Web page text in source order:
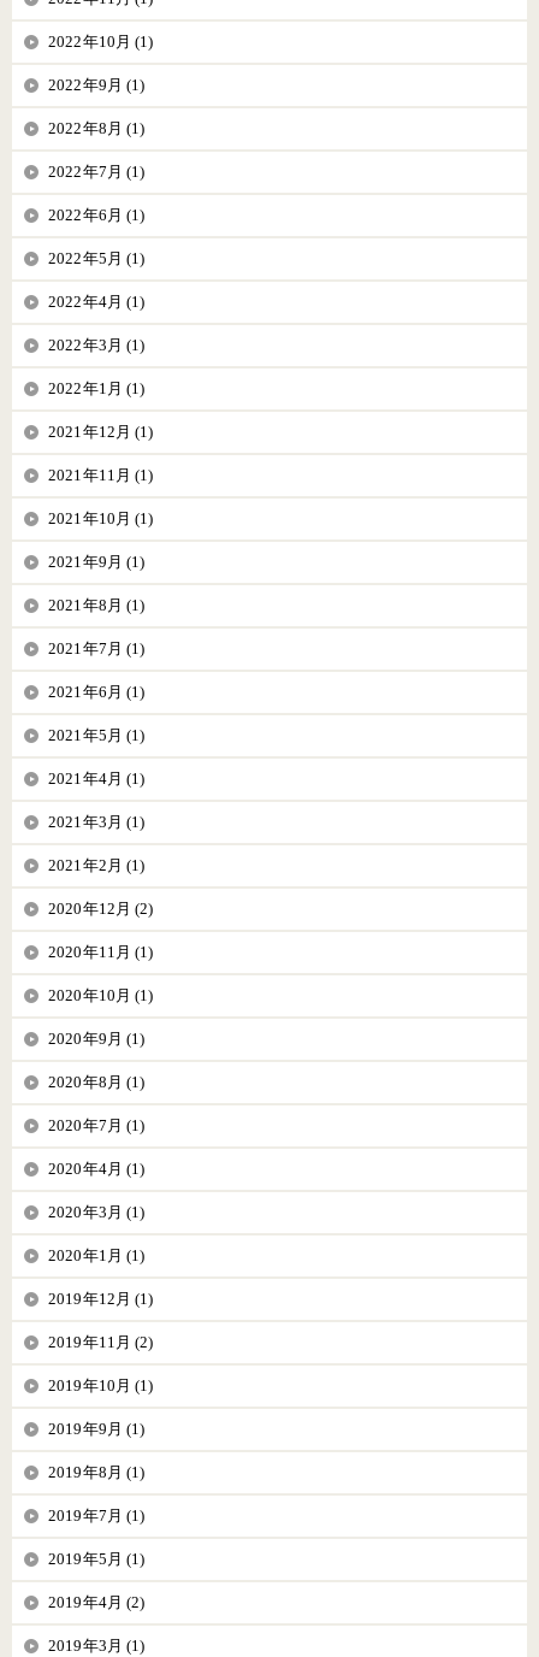
2022年10月 (1)
2022年9月 (1)
2022年8月 (1)
2022年7月 (1)
2022年6月 (1)
2022年5月 (1)
2022年4月 (1)
2022年3月 (1)
2022年1月 (1)
2021年12月 (1)
2021年11月 (1)
2021年10月 (1)
2021年9月 (1)
2021年8月 (1)
2021年7月 (1)
2021年6月 (1)
2021年5月 (1)
2021年4月 (1)
2021年3月 (1)
2021年2月 (1)
2020年12月 (2)
2020年11月 (1)
2020年10月 (1)
2020年9月 (1)
2020年8月 (1)
2020年7月 (1)
2020年4月 (1)
2020年3月 (1)
2020年1月 (1)
2019年12月 (1)
2019年11月 (2)
2019年10月 (1)
2019年9月 (1)
2019年8月 (1)
2019年7月 (1)
2019年5月 (1)
2019年4月 (2)
2019年3月 (1)